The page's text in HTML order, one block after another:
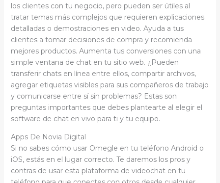
los clientes con tu negocio, pero pueden ser útiles al
tratar temas más complejos que requieren explicaciones
detalladas o demostraciones en video. Ayuda a tus
clientes a tomar decisiones de compra y recomienda
mejores productos. Aumenta tus conversiones con una
simple ventana de chat en tu sitio web. ¿Pueden
transferir chats en línea entre ellos, compartir archivos,
agregar etiquetas visibles para sus compañeros de trabajo
y comunicarse entre sí sin problemas? Estas son
preguntas importantes que debes plantearte al elegir el
software de chat en vivo para ti y tu equipo.
Apps De Novia Digital
Si no sabes cómo usar Omegle en tu teléfono Android o
iOS, estás en el lugar correcto. Te daremos los pros y
contras de usar esta plataforma de videochat en tu